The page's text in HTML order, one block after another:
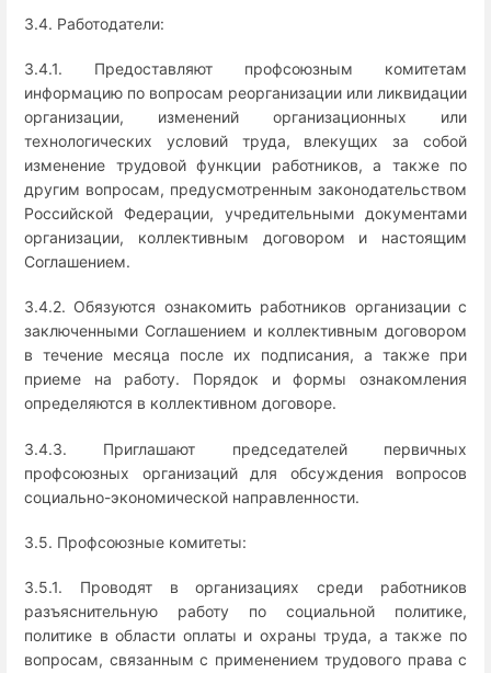
3.4. Работодатели:
3.4.1. Предоставляют профсоюзным комитетам
информацию по вопросам реорганизации или ликвидации
организации, изменений организационных или
технологических условий труда, влекущих за собой
изменение трудовой функции работников, а также по
другим вопросам, предусмотренным законодательством
Российской Федерации, учредительными документами
организации, коллективным договором и настоящим
Соглашением.
3.4.2. Обязуются ознакомить работников организации с
заключенными Соглашением и коллективным договором
в течение месяца после их подписания, а также при
приеме на работу. Порядок и формы ознакомления
определяются в коллективном договоре.
3.4.3. Приглашают председателей первичных
профсоюзных организаций для обсуждения вопросов
социально-экономической направленности.
3.5. Профсоюзные комитеты:
3.5.1. Проводят в организациях среди работников
разъяснительную работу по социальной политике,
политике в области оплаты и охраны труда, а также по
вопросам, связанным с применением трудового права с